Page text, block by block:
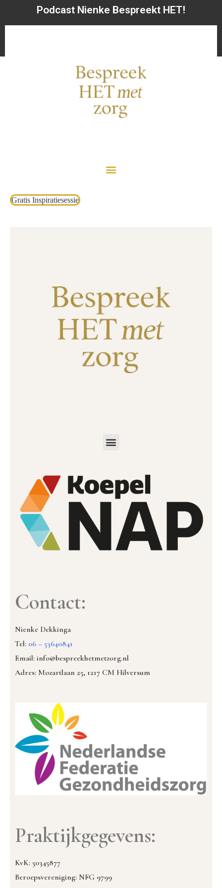
Podcast Nienke Bespreekt HET!
Gratis Inspiratiesessie
Contact:
Nienke Dekkinga
Tel: 06 – 53640841
Email: info@bespreekhetmetzorg.nl
Adres: Mozartlaan 25, 1217 CM Hilversum
Praktijkgegevens:
KvK: 50345877
Beroepsvereniging: NFG 9799